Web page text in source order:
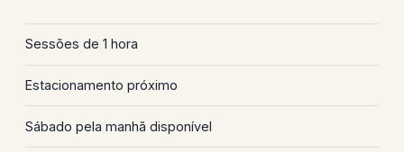
Sessões de 1 hora
Estacionamento próximo
Sábado pela manhã disponível